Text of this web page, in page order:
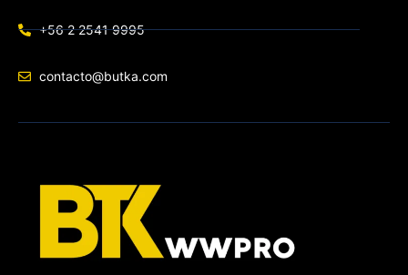
+56 2 2541 9995
contacto@butka.com